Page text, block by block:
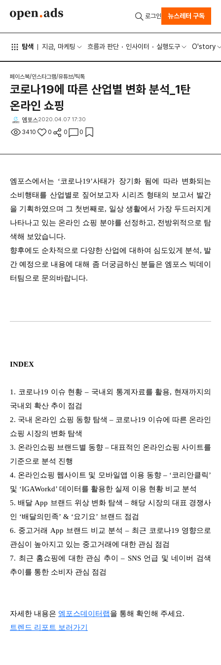
탐색 지금, 마케팅 흐름과 판단 인사이터 실행도구 O'story
로그인 뉴스레터 구독
페이스북/인스타그램/유튜브/틱톡
코로나19에 따른 산업별 변화 분석_1탄
온라인 쇼핑
엠포스2020.04.07 17:30
3410 0 0 0
엠포스에서는 ‘코로나19’사태가 장기화 됨에 따라 변화되는
소비행태를 산업별로 짚어보고자 시리즈 형태의 보고서 발간
을 기획하였으며 그 첫번째로, 일상 생활에서 가장 두드러지게
나타나고 있는 온라인 쇼핑 분야를 선정하고, 전방위적으로 탐
색해 보았습니다.
향후에도 순차적으로 다양한 산업에 대하여 심도있게 분석, 발
간 예정으로 내용에 대해 좀 더궁금하신 분들은 엠포스 빅데이
터팀으로 문의바랍니다.
INDEX
1. 코로나19 이슈 현황 – 국내외 통계자료를 활용, 현재까지의
국내외 확산 추이 점검
2. 국내 온라인 쇼핑 동향 탐색 – 코로나19 이슈에 따른 온라인
쇼핑 시장의 변화 탐색
3. 온라인쇼핑 브랜드별 동향 – 대표적인 온라인쇼핑 사이트를
기준으로 분석 진행
4. 온라인쇼핑 웹사이트 및 모바일앱 이용 동향 – ‘코리안클릭’
및 ‘IGAWorkd’ 데이터를 활용한 실제 이용 현황 비교 분석
5. 배달 App 브랜드 위상 변화 탐색 – 해당 시장의 대표 경쟁사
인 ‘배달의민족’ & ‘요기요’ 브랜드 점검
6. 중고거래 App 브랜드 비교 분석 – 최근 코로나19 영향으로
관심이 높아지고 있는 중고거래에 대한 관심 점검
7. 최근 홈쇼핑에 대한 관심 추이 – SNS 언급 및 네이버 검색
추이를 통한 소비자 관심 점검
자세한 내용은 엠포스데이터랩을 통해 확인해 주세요.
트렌드 리포트 보러가기